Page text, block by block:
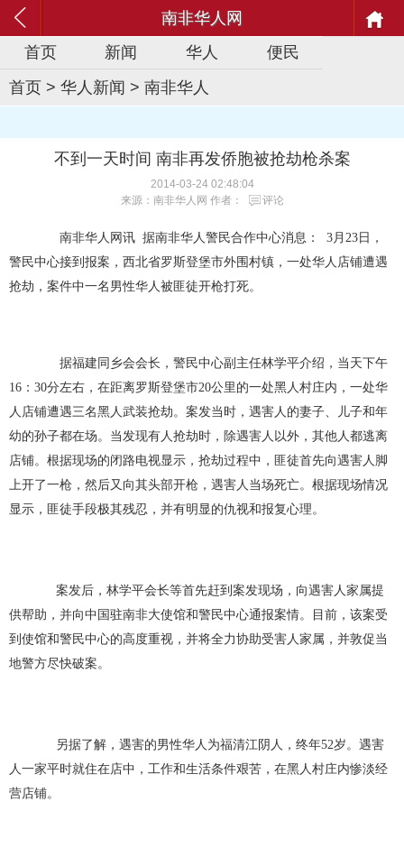
南非华人网
首页
新闻 华人
便民
首页 > 华人新闻 > 南非华人
不到一天时间 南非再发侨胞被抢劫枪杀案
2014-03-24 02:48:04
来源：南非华人网 作者：
评论
南非华人网讯 据南非华人警民合作中心消息： 3月23日，
警民中心接到报案，西北省罗斯登堡市外围村镇，一处华人店铺遭遇
抢劫，案件中一名男性华人被匪徒开枪打死。
据福建同乡会会长，警民中心副主任林学平介绍，当天下午
16：30分左右，在距离罗斯登堡市20公里的一处黑人村庄内，一处华
人店铺遭遇三名黑人武装抢劫。案发当时，遇害人的妻子、儿子和年
幼的孙子都在场。当发现有人抢劫时，除遇害人以外，其他人都逃离
店铺。根据现场的闭路电视显示，抢劫过程中，匪徒首先向遇害人脚
上开了一枪，然后又向其头部开枪，遇害人当场死亡。根据现场情况
显示，匪徒手段极其残忍，并有明显的仇视和报复心理。
案发后，林学平会长等首先赶到案发现场，向遇害人家属提
供帮助，并向中国驻南非大使馆和警民中心通报案情。目前，该案受
到使馆和警民中心的高度重视，并将全力协助受害人家属，并敦促当
地警方尽快破案。
另据了解，遇害的男性华人为福清江阴人，终年52岁。遇害
人一家平时就住在店中，工作和生活条件艰苦，在黑人村庄内惨淡经
营店铺。